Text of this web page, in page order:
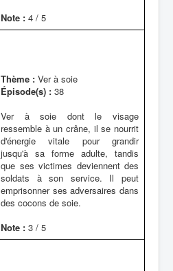
Note : 4 / 5
Thème : Ver à soie
Épisode(s) : 38
Ver à soie dont le visage
ressemble à un crâne, il se nourrit
d'énergie vitale pour grandir
jusqu'à sa forme adulte, tandis
que ses victimes deviennent des
soldats à son service. Il peut
emprisonner ses adversaires dans
des cocons de soie.
Note : 3 / 5